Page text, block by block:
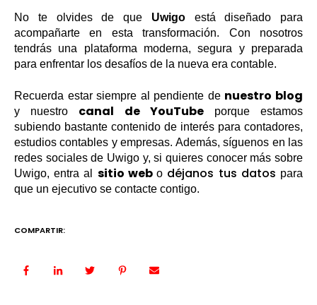
No te olvides de que Uwigoestá diseñado para
acompañarte en esta transformación. Con nosotros
tendrás una plataforma moderna, segura y preparada
para enfrentar los desafíos de la nueva era contable.
Recuerda estar siempre al pendiente de nuestro blog
y nuestro canal de YouTubeporque estamos
subiendo bastante contenido de interés para contadores,
estudios contables y empresas. Además, síguenos en las
redes sociales de Uwigo y, si quieres conocer más sobre
Uwigo, entra al sitio webo déjanos tus datos para
que un ejecutivo se contacte contigo.
COMPARTIR: